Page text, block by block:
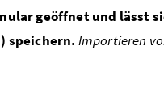
geöffnet und lässt
speichern. Importieren